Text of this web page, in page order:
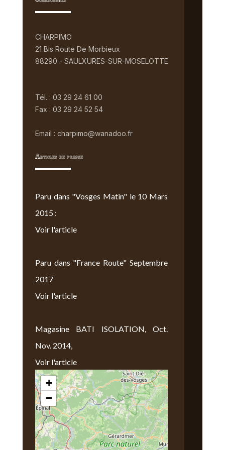
CHARPIMO
21 Bis Route De Morbieux
88290 - SAULXURES-SUR-MOSELOTTE
Tél. : 03 29 24 61 00
Fax : 03 29 24 52 54
Email : charpimo@wanadoo.fr
Articles de presse
Paru dans "Vosges Matin" le 10 Mars
2015 :
Voir l'article
Paru dans "France Route" Septembre
2017
Voir l'article
Magasine BATI ISOLATION, Oct.
Nov. 2014,
Voir l'article
Nous Trouver
+
−